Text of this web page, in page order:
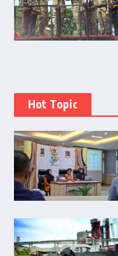
Hot Topic